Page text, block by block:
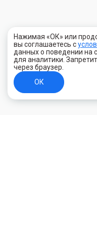
Нажимая «ОК» или
вы соглашаетесь с
данных о поведении на
для аналитики.
через браузер.
ОК